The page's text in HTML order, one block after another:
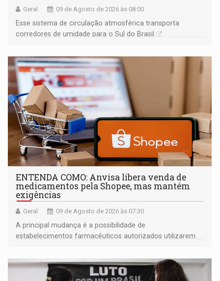
Geral 09 de Agosto de 2026 às 08:00
Esse sistema de circulação atmosférica transporta
corredores de umidade para o Sul do Brasil
ENTENDA COMO: Anvisa libera venda de
medicamentos pela Shopee, mas mantém
exigências
Geral 09 de Agosto de 2026 às 07:30
A principal mudança é a possibilidade de
estabelecimentos farmacêuticos autorizados utilizarem